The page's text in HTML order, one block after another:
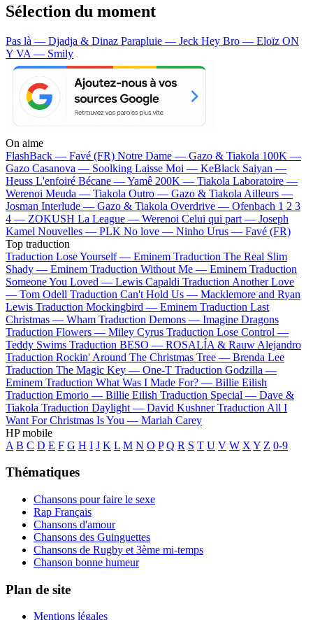
Sélection du moment
Pas là — Djadja & Dinaz Parapluie — Jeck Hey Bro — Eloïz ON
Y VA — Smily
On aime
FlashBack — Favé (FR) Notre Dame — Gazo & Tiakola 100K —
Gazo Casanova — Soolking Laisse Moi — KeBlack Saiyan —
Heuss L'enfoiré Bécane —Yamê 200K — Tiakola Laboratoire —
Werenoi Meuda — Tiakola Outro — Gazo & Tiakola Ailleurs —
Josman Interlude — Gazo & Tiakola Overdrive — Ofenbach 1 2 3
4 — ZOKUSH La League — Werenoi Celui qui part — Joseph
Kamel Nouvelles — PLK No love — Ninho Urus — Favé (FR)
Top traduction
Traduction Lose Yourself — Eminem Traduction The Real Slim
Shady — Eminem Traduction Without Me — Eminem Traduction
Someone You Loved — Lewis Capaldi Traduction Another Love
— Tom Odell Traduction Can't Hold Us — Macklemore and Ryan
Lewis Traduction Mockingbird — Eminem Traduction Last
Christmas — Wham Traduction Demons — Imagine Dragons
Traduction Flowers — Miley Cyrus Traduction Lose Control —
Teddy Swims Traduction BESO — ROSALÍA & Rauw Alejandro
Traduction Rockin' Around The Christmas Tree — Brenda Lee
Traduction The Magic Key — One-T Traduction Godzilla —
Eminem Traduction What Was I Made For? — Billie Eilish
Traduction Emorio — Billie Eilish Traduction Special — Dave &
Tiakola Traduction Daylight — David Kushner Traduction All I
Want For Christmas Is You — Mariah Carey
HP mobile
A B C D E F G H I J K L M N O P Q R S T U V W X Y Z 0-9
Thématiques
Chansons pour faire le sexe
Rap Français
Chansons d'amour
Chansons des Guinguettes
Chansons de Rugby et 3ème mi-temps
Chanson bonne humeur
Plan de site
Mentions légales